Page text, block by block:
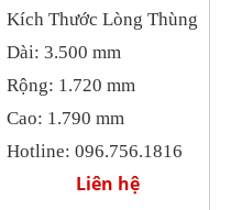
Kích Thước Lòng Thùng
Dài: 3.500 mm
Rộng: 1.720 mm
Cao: 1.790 mm
Hotline: 096.756.1816
Liên hệ